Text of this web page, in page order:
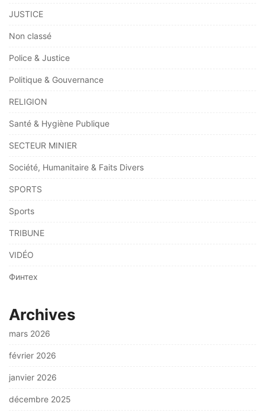
JUSTICE
Non classé
Police & Justice
Politique & Gouvernance
RELIGION
Santé & Hygiène Publique
SECTEUR MINIER
Société, Humanitaire & Faits Divers
SPORTS
Sports
TRIBUNE
VIDÉO
Финтех
Archives
mars 2026
février 2026
janvier 2026
décembre 2025